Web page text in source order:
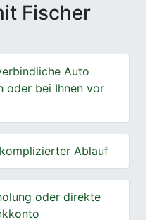
Fischer
Auto
oder bei Ihnen vor
Ablauf
oder direkte